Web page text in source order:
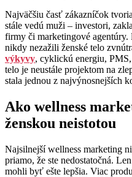
Najväčšiu časť zákazníčok
stále vedú muži – investori,
firmy či marketingové
nikdy nezažili ženské telo
výkyvy, cyklickú energiu,
telo je neustále projektom na
stala jednou z najvýnosnejších
Ako wellness
ženskou neistotou
Najsilnejší wellness marketing
priamo, že ste nedostatočná.
mohli byť ešte lepšia. Viac